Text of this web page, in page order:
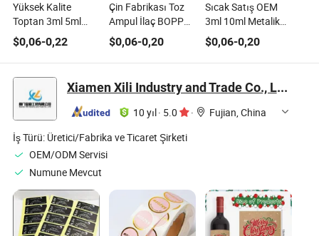
Yüksek Kalite
Toptan 3ml 5ml
10ml Premium
Kabartmalı ve
Hologramlı Özel
Peptid Şişesi Etiketi
$0,06-0,22
Çin Fabrikası Toz
Ampul İlaç BOPP
Parlak/ Mat
Seçenekler
Kendinden
Holografik Peptid
Ampul Etiketi
$0,06-0,20
Sıcak Satış OEM
3ml 10ml Metalik
Vial İlaç Tıbbi
Hologram BOPP
Peptid Vial Etiketi
$0,06-0,20
Xiamen Xili Industry and Trade Co., Ltd.
10 yıl· 5.0 ·
Fujian, China
İş Türü: Üretici/Fabrika ve Ticaret Şirketi
OEM/ODM Servisi
Numune Mevcut